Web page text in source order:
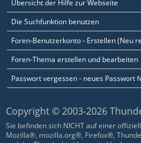
Übersicht der Hilfe zur Webseite
Die Suchfunktion benutzen
Foren-Benutzerkonto - Erstellen (Neu
Foren-Thema erstellen und bearbeiten
Passwort vergessen - neues Passwort
Copyright © 2003-2026
Sie befinden sich NICHT auf einer
Mozilla®, mozilla.org®, Firefox®,